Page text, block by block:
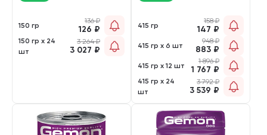
150 гр
136₽
126 ₽
150 гр х 24
шт
3 264₽
3 027 ₽
415 гр
158₽
147 ₽
415 гр х 6 шт
948₽
883 ₽
415 гр х 12 шт
1 896₽
1 767 ₽
415 гр х 24
шт
3 792₽
3 539 ₽